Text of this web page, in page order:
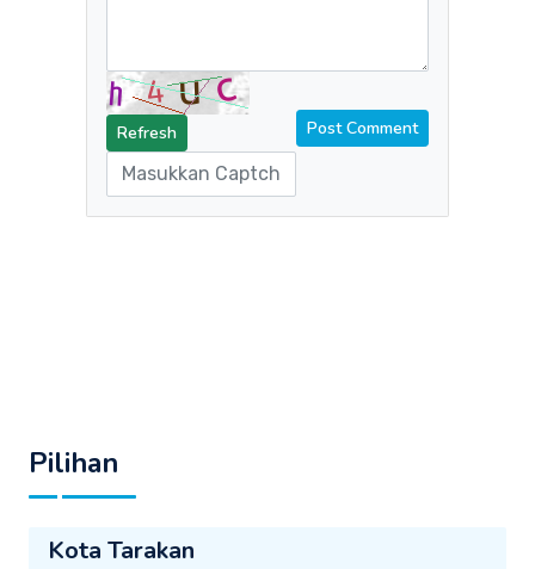
Refresh
Pilihan
Kota Tarakan